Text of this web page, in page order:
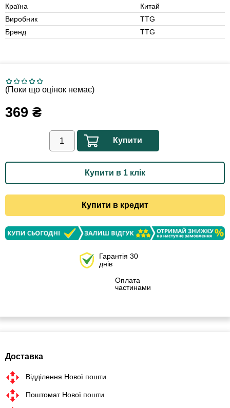
Країна
Китай
Виробник
TTG
Бренд
TTG
(Поки що оцінок немає)
369 ₴
Купити
Купити в 1 клік
Купити в кредит
Гарантія 30
днів
Оплата
частинами
Доставка
Відділення Нової пошти
Поштомат Нової пошти